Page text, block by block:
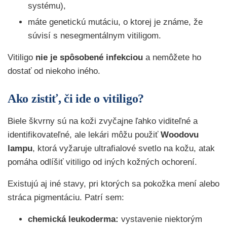
systému),
máte genetickú mutáciu, o ktorej je známe, že
súvisí s nesegmentálnym vitiligom.
Vitiligo nie je spôsobené infekciou a nemôžete ho
dostať od niekoho iného.
Ako zistiť, či ide o vitiligo?
Biele škvrny sú na koži zvyčajne ľahko viditeľné a
identifikovateľné, ale lekári môžu použiť Woodovu
lampu, ktorá vyžaruje ultrafialové svetlo na kožu, atak
pomáha odlíšiť vitiligo od iných kožných ochorení.
Existujú aj iné stavy, pri ktorých sa pokožka mení alebo
stráca pigmentáciu. Patrí sem:
chemická leukoderma: vystavenie niektorým